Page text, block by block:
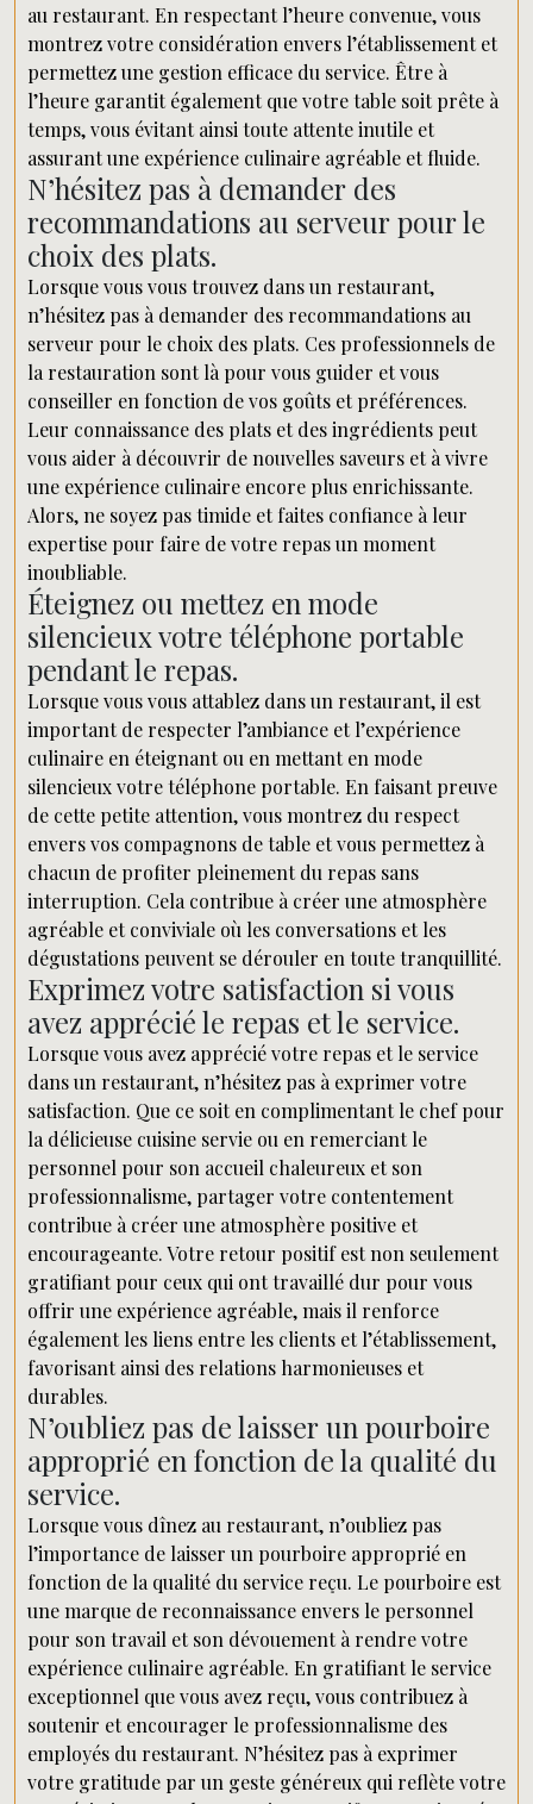
au restaurant. En respectant l’heure convenue, vous
montrez votre considération envers l’établissement et
permettez une gestion efficace du service. Être à
l’heure garantit également que votre table soit prête à
temps, vous évitant ainsi toute attente inutile et
assurant une expérience culinaire agréable et fluide.
N’hésitez pas à demander des
recommandations au serveur pour le
choix des plats.
Lorsque vous vous trouvez dans un restaurant,
n’hésitez pas à demander des recommandations au
serveur pour le choix des plats. Ces professionnels de
la restauration sont là pour vous guider et vous
conseiller en fonction de vos goûts et préférences.
Leur connaissance des plats et des ingrédients peut
vous aider à découvrir de nouvelles saveurs et à vivre
une expérience culinaire encore plus enrichissante.
Alors, ne soyez pas timide et faites confiance à leur
expertise pour faire de votre repas un moment
inoubliable.
Éteignez ou mettez en mode
silencieux votre téléphone portable
pendant le repas.
Lorsque vous vous attablez dans un restaurant, il est
important de respecter l’ambiance et l’expérience
culinaire en éteignant ou en mettant en mode
silencieux votre téléphone portable. En faisant preuve
de cette petite attention, vous montrez du respect
envers vos compagnons de table et vous permettez à
chacun de profiter pleinement du repas sans
interruption. Cela contribue à créer une atmosphère
agréable et conviviale où les conversations et les
dégustations peuvent se dérouler en toute tranquillité.
Exprimez votre satisfaction si vous
avez apprécié le repas et le service.
Lorsque vous avez apprécié votre repas et le service
dans un restaurant, n’hésitez pas à exprimer votre
satisfaction. Que ce soit en complimentant le chef pour
la délicieuse cuisine servie ou en remerciant le
personnel pour son accueil chaleureux et son
professionnalisme, partager votre contentement
contribue à créer une atmosphère positive et
encourageante. Votre retour positif est non seulement
gratifiant pour ceux qui ont travaillé dur pour vous
offrir une expérience agréable, mais il renforce
également les liens entre les clients et l’établissement,
favorisant ainsi des relations harmonieuses et
durables.
N’oubliez pas de laisser un pourboire
approprié en fonction de la qualité du
service.
Lorsque vous dînez au restaurant, n’oubliez pas
l’importance de laisser un pourboire approprié en
fonction de la qualité du service reçu. Le pourboire est
une marque de reconnaissance envers le personnel
pour son travail et son dévouement à rendre votre
expérience culinaire agréable. En gratifiant le service
exceptionnel que vous avez reçu, vous contribuez à
soutenir et encourager le professionnalisme des
employés du restaurant. N’hésitez pas à exprimer
votre gratitude par un geste généreux qui reflète votre